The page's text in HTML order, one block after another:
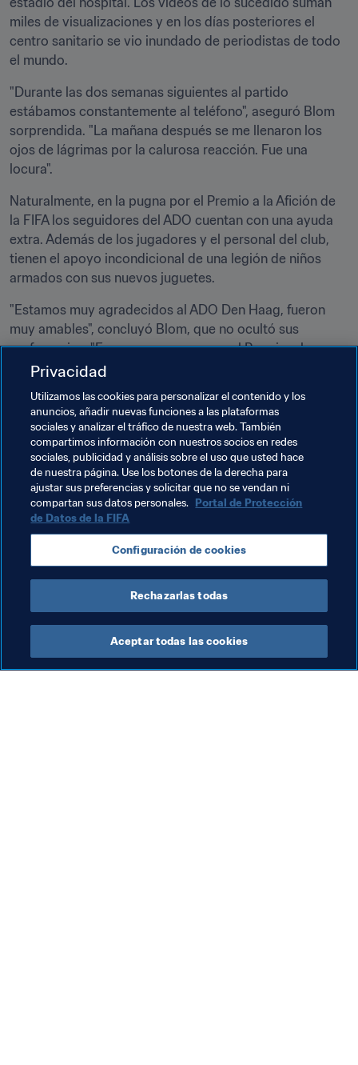
miles de visualizaciones y en los días posteriores el
centro sanitario se vio inundado de periodistas de todo
el mundo.
"Durante las dos semanas siguientes al partido
estábamos constantemente al teléfono", aseguró Blom
sorprendida. "La mañana después se me llenaron los
ojos de lágrimas por la calurosa reacción. Fue una
locura".
Naturalmente, en la pugna por el Premio a la Afición de
la FIFA los seguidores del ADO cuentan con una ayuda
extra. Además de los jugadores y el personal del club,
tienen el apoyo incondicional de una legión de niños
armados con sus nuevos juguetes.
"Estamos muy agradecidos al ADO Den Haag, fueron
muy amables", concluyó Blom, que no ocultó sus
preferencias. "Esperamos que ganen el Premio a la
Afición de la FIFA, son una gente encantadora".
El Premio a la Afición de la FIFA lo eligen por votación
los usuarios de FIFA.com. Escoge tu favorito aquí. El
ganador se dará a conocer el 9 de enero en Zúrich en la
ceremonia de entrega de los galardones The Best FIFA
Football Awards.
Temas relacionados
Netherlands UEFA
Privacidad
Utilizamos las cookies para personalizar el contenido y los
anuncios, añadir nuevas funciones a las plataformas
sociales y analizar el tráfico de nuestra web. También
compartimos información con nuestros socios en redes
sociales, publicidad y análisis sobre el uso que usted hace
de nuestra página. Use los botones de la derecha para
ajustar sus preferencias y solicitar que no se vendan ni
compartan sus datos personales. Portal de Protección
de Datos de la FIFA
Configuración de cookies
Rechazarlas todas
Aceptar todas las cookies